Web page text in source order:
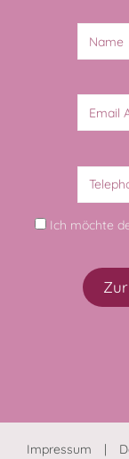
Ich möchte
Impressum